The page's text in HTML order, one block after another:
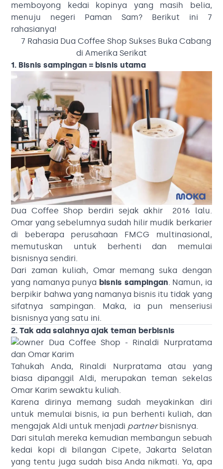
memboyong kedai kopinya yang masih belia,
menuju negeri Paman Sam? Berikut ini 7
rahasianya!
7 Rahasia Dua Coffee Shop Sukses Buka Cabang
di Amerika Serikat
1. Bisnis sampingan = bisnis utama
Dua Coffee Shop berdiri sejak akhir 2016 lalu.
Omar yang sebelumnya sudah hilir mudik berkarier
di beberapa perusahaan FMCG multinasional,
memutuskan untuk berhenti dan memulai
bisnisnya sendiri.
Dari zaman kuliah, Omar memang suka dengan
yang namanya punya bisnis sampingan. Namun, ia
berpikir bahwa yang namanya bisnis itu tidak yang
sifatnya sampingan. Maka, ia pun menseriusi
bisnisnya yang satu ini.
2. Tak ada salahnya ajak teman berbisnis
Tahukah Anda, Rinaldi Nurpratama atau yang
biasa dipanggil Aldi, merupakan teman sekelas
Omar Karim sewaktu kuliah.
Karena dirinya memang sudah meyakinkan diri
untuk memulai bisnis, ia pun berhenti kuliah, dan
mengajak Aldi untuk menjadi partnerbisnisnya.
Dari situlah mereka kemudian membangun sebuah
kedai kopi di bilangan Cipete, Jakarta Selatan
yang tentu juga sudah bisa Anda nikmati. Ya, apa